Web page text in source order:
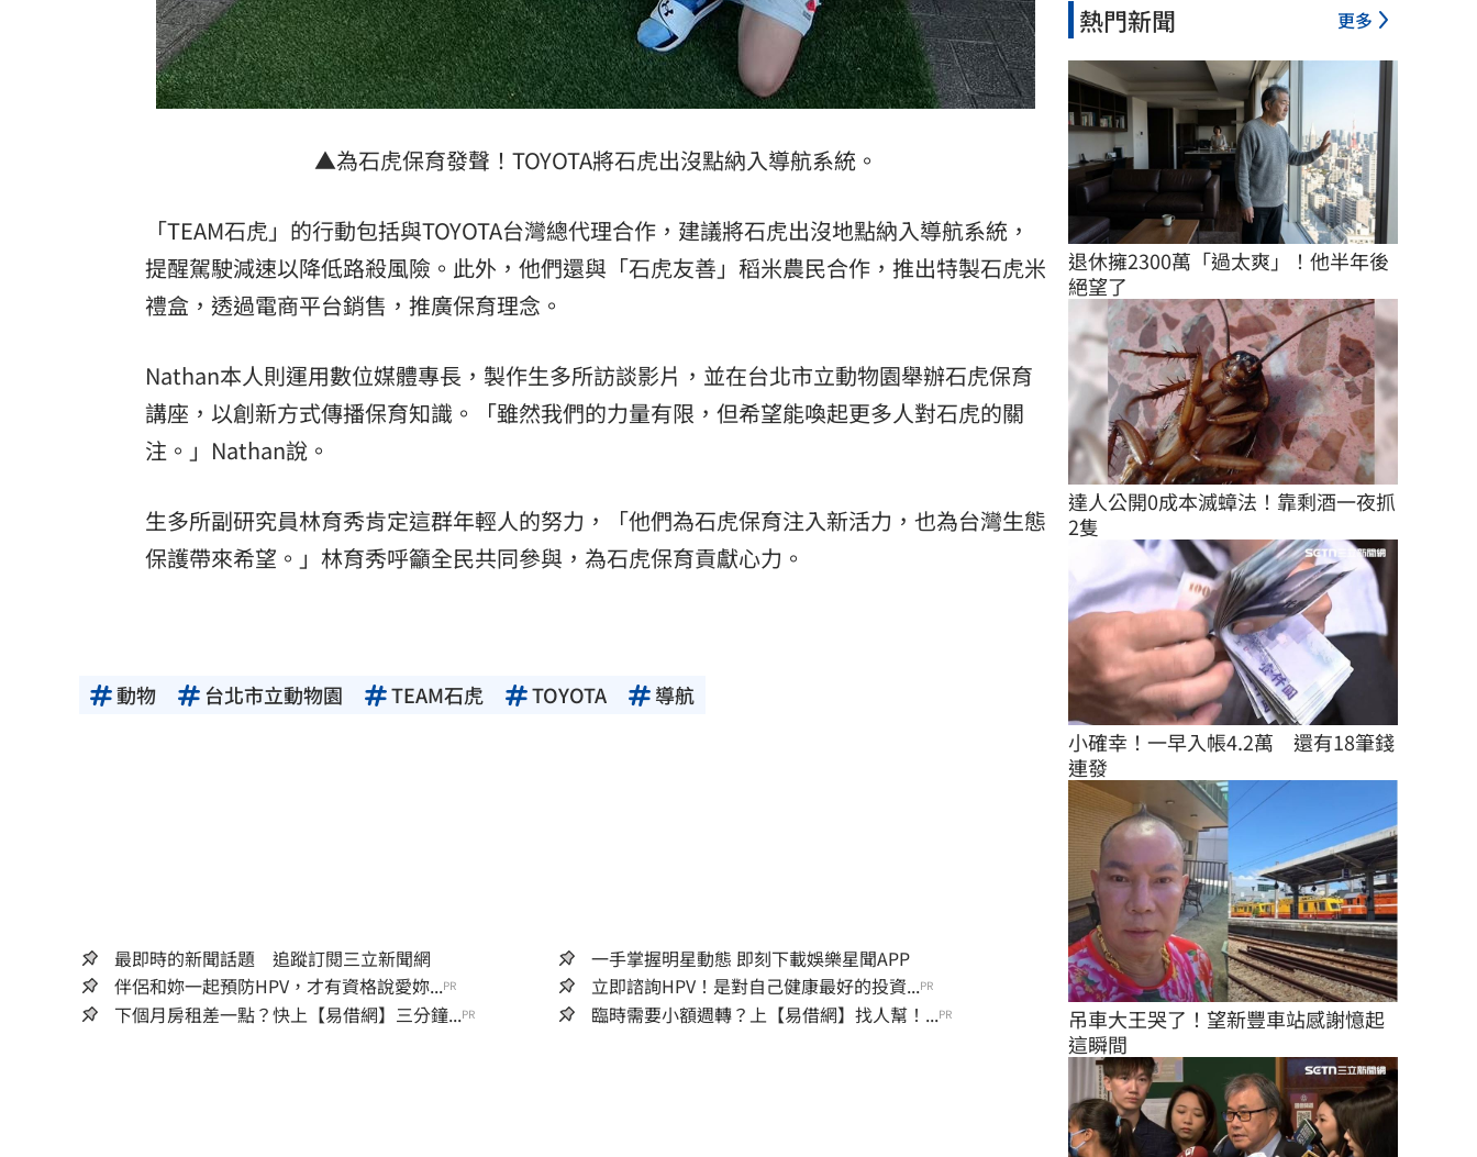
▲為石虎保育發聲！TOYOTA將石虎出沒點納入導航系統。
「TEAM石虎」的行動包括與TOYOTA台灣總代理合作，建議將石虎出沒地點納入導航系統，
提醒駕駛減速以降低路殺風險。此外，他們還與「石虎友善」稻米農民合作，推出特製石虎米
禮盒，透過電商平台銷售，推廣保育理念。
Nathan本人則運用數位媒體專長，製作生多所訪談影片，並在台北市立動物園舉辦石虎保育
講座，以創新方式傳播保育知識。「雖然我們的力量有限，但希望能喚起更多人對石虎的關
注。」Nathan說。
生多所副研究員林育秀肯定這群年輕人的努力，「他們為石虎保育注入新活力，也為台灣生態
保護帶來希望。」林育秀呼籲全民共同參與，為石虎保育貢獻心力。
動物 台北市立動物園 TEAM石虎 TOYOTA 導航
最即時的新聞話題 追蹤訂閱三立新聞網
一手掌握明星動態 即刻下載娛樂星聞APP
伴侶和妳一起預防HPV，才有資格說愛妳...PR 立即諮詢HPV！是對自己健康最好的投資...PR
下個月房租差一點？快上【易借網】三分鐘...PR 臨時需要小額週轉？上【易借網】找人幫！...PR
熱門新聞 更多
退休擁2300萬「過太爽」！他半年後
絕望了
達人公開0成本滅蟑法！靠剩酒一夜抓
2隻
小確幸！一早入帳4.2萬　還有18筆錢
連發
吊車大王哭了！望新豐車站感謝憶起
這瞬間